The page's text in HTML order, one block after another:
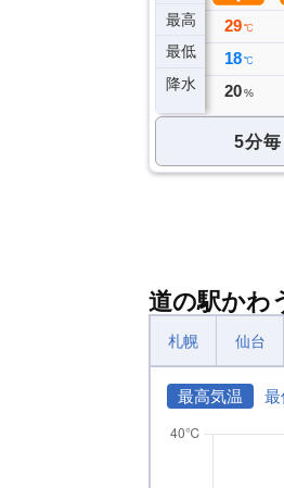
最高
最低
降水
26℃
17℃
ミリ
29 ℃
18 ℃
20 %
5分毎
道の駅かわ
札幌 仙台
最高気温 最